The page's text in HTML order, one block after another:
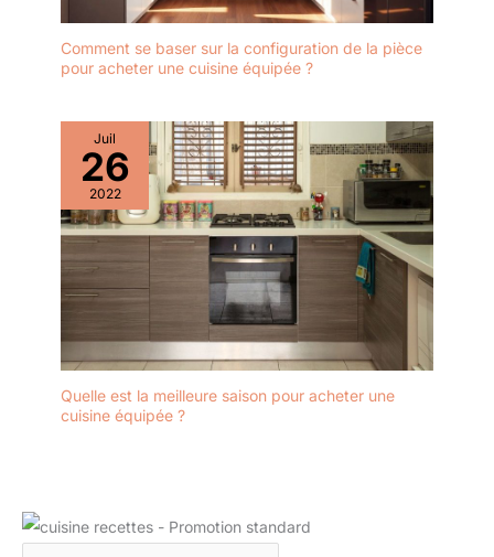
Comment se baser sur la configuration de la pièce
pour acheter une cuisine équipée ?
Juil
26
2022
Quelle est la meilleure saison pour acheter une
cuisine équipée ?